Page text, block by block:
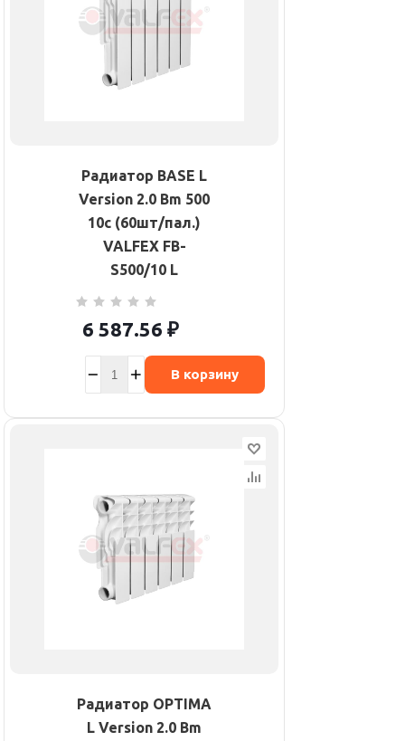
Радиатор BASE L
Version 2.0 Bm 500
10с (60шт/пал.)
VALFEX FB-
S500/10 L
6 587.56 ₽
В корзину
Радиатор OPTIMA
L Version 2.0 Bm